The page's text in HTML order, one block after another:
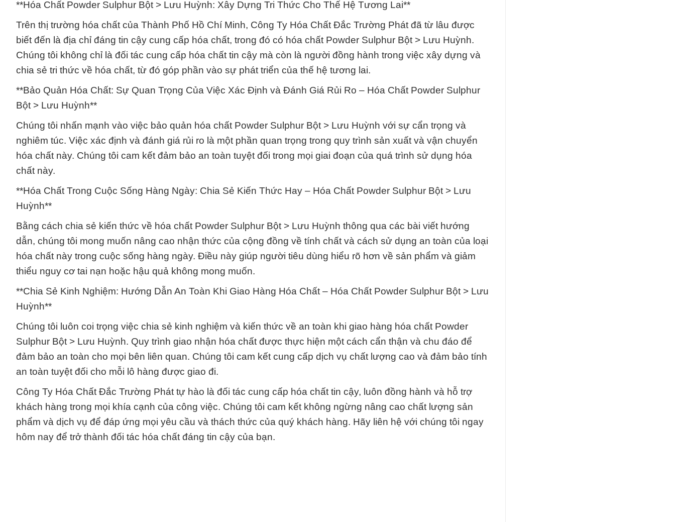
**Hóa Chất Powder Sulphur Bột > Lưu Huỳnh: Xây Dựng Tri Thức Cho Thế Hệ Tương Lai**
Trên thị trường hóa chất của Thành Phố Hồ Chí Minh, Công Ty Hóa Chất Đắc Trường Phát đã từ lâu được
biết đến là địa chỉ đáng tin cậy cung cấp hóa chất, trong đó có hóa chất Powder Sulphur Bột > Lưu Huỳnh.
Chúng tôi không chỉ là đối tác cung cấp hóa chất tin cậy mà còn là người đồng hành trong việc xây dựng và
chia sẻ tri thức về hóa chất, từ đó góp phần vào sự phát triển của thế hệ tương lai.
**Bảo Quản Hóa Chất: Sự Quan Trọng Của Việc Xác Định và Đánh Giá Rủi Ro – Hóa Chất Powder Sulphur
Bột > Lưu Huỳnh**
Chúng tôi nhấn mạnh vào việc bảo quản hóa chất Powder Sulphur Bột > Lưu Huỳnh với sự cẩn trọng và
nghiêm túc. Việc xác định và đánh giá rủi ro là một phần quan trọng trong quy trình sản xuất và vận chuyển
hóa chất này. Chúng tôi cam kết đảm bảo an toàn tuyệt đối trong mọi giai đoạn của quá trình sử dụng hóa
chất này.
**Hóa Chất Trong Cuộc Sống Hàng Ngày: Chia Sẻ Kiến Thức Hay – Hóa Chất Powder Sulphur Bột > Lưu
Huỳnh**
Bằng cách chia sẻ kiến thức về hóa chất Powder Sulphur Bột > Lưu Huỳnh thông qua các bài viết hướng
dẫn, chúng tôi mong muốn nâng cao nhận thức của cộng đồng về tính chất và cách sử dụng an toàn của loại
hóa chất này trong cuộc sống hàng ngày. Điều này giúp người tiêu dùng hiểu rõ hơn về sản phẩm và giảm
thiểu nguy cơ tai nạn hoặc hậu quả không mong muốn.
**Chia Sẻ Kinh Nghiệm: Hướng Dẫn An Toàn Khi Giao Hàng Hóa Chất – Hóa Chất Powder Sulphur Bột > Lưu
Huỳnh**
Chúng tôi luôn coi trọng việc chia sẻ kinh nghiệm và kiến thức về an toàn khi giao hàng hóa chất Powder
Sulphur Bột > Lưu Huỳnh. Quy trình giao nhận hóa chất được thực hiện một cách cẩn thận và chu đáo để
đảm bảo an toàn cho mọi bên liên quan. Chúng tôi cam kết cung cấp dịch vụ chất lượng cao và đảm bảo tính
an toàn tuyệt đối cho mỗi lô hàng được giao đi.
Công Ty Hóa Chất Đắc Trường Phát tự hào là đối tác cung cấp hóa chất tin cậy, luôn đồng hành và hỗ trợ
khách hàng trong mọi khía cạnh của công việc. Chúng tôi cam kết không ngừng nâng cao chất lượng sản
phẩm và dịch vụ để đáp ứng mọi yêu cầu và thách thức của quý khách hàng. Hãy liên hệ với chúng tôi ngay
hôm nay để trở thành đối tác hóa chất đáng tin cậy của bạn.